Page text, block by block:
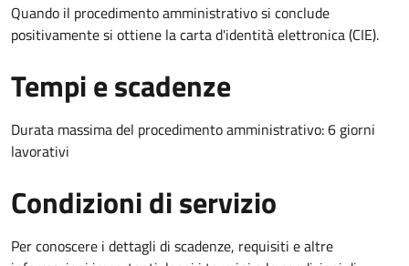
Quando il procedimento amministrativo si conclude
positivamente si ottiene la carta d'identità elettronica (CIE).
Tempi e scadenze
Durata massima del procedimento amministrativo: 6 giorni
lavorativi
Condizioni di servizio
Per conoscere i dettagli di scadenze, requisiti e altre